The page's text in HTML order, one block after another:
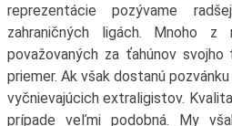
reprezentácie pozývame
zahraničných ligách. Mnoho
považovaných za ťahúnov
priemer. Ak však dostanú
vyčnievajúcich extraligistov.
prípade veľmi podobná. My